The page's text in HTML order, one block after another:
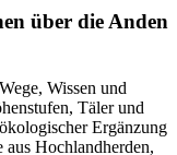
über die Anden
Wissen und
Täler und
Ergänzung
Hochlandherden,